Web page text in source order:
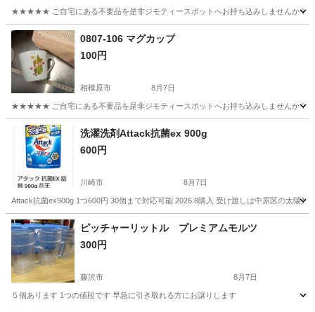
★★★★★ ご自宅にある不要品を是非ジモティースポットへお持ち込みしませんか？
神奈川 藤沢市 かき氷
0807-106 マグカップ
100円
相模原市 8月7日
★★★★★ ご自宅にある不要品を是非ジモティースポットへお持ち込みしませんか？
神奈川 相模原市 食器 マグカップ
洗濯洗剤Attack抗菌ex 900g
600円
川崎市 8月7日
Attack抗菌ex900g 1つ600円 30個まで対応可能 2026.8購入 受け渡しは中原区の太陽
神奈川 川崎市 洗濯用品
ピッチャーリットル プレミアムモルツ
300円
藤沢市 8月7日
５個あります 1つの値段です 早急に引き取れる方にお譲りします